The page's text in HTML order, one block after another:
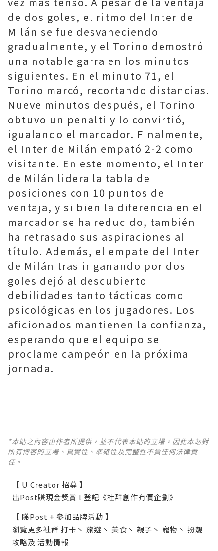
de dos goles, el ritmo del Inter de
Milán se fue desvaneciendo
gradualmente, y el Torino demostró
una notable garra en los minutos
siguientes. En el minuto 71, el
Torino marcó, recortando distancias.
Nueve minutos después, el Torino
obtuvo un penalti y lo convirtió,
igualando el marcador. Finalmente,
el Inter de Milán empató 2-2 como
visitante. En este momento, el Inter
de Milán lidera la tabla de
posiciones con 10 puntos de
ventaja, y si bien la diferencia en el
marcador se ha reducido, también
ha retrasado sus aspiraciones al
título. Además, el empate del Inter
de Milán tras ir ganando por dos
goles dejó al descubierto
debilidades tanto tácticas como
psicológicas en los jugadores. Los
aficionados mantienen la confianza,
esperando que el equipo se
proclame campeón en la próxima
jornada.
*本站之內容由作者所提供，並不代表本站的立場。因此本站對
所有博客的立場、真實性、準確性及完整性不負任何法律責
任。
【 U Creator 招募 】
出Post賺現金獎賞 l 登記《社群創作有價企劃》
【 睇Post + 參加品牌活動 】
瀏覽更多社群 打卡 丶 旅遊 丶 美食 丶 親子 丶 寵物 丶 扮靚
攻略及 活動情報